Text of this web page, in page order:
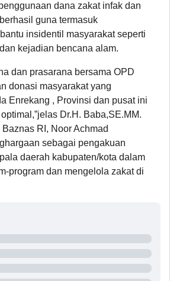
dana zakat infak dan
guna termasuk
insidentil masyarakat seperti
kejadian bencana alam.
dan prasarana bersama OPD
donasi masyarakat yang
Enrekang , Provinsi dan pusat ini
Dr.H. Baba,SE.MM.
RI, Noor Achmad
sebagai pengakuan
daerah kabupaten/kota dalam
program dan mengelola zakat di